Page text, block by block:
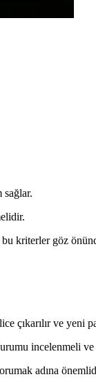
kriterler göz
çıkarılır ve yeni
incelenmeli
adına